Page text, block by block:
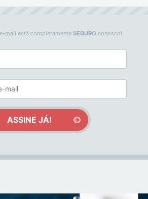
mail está completamente SEGURO conosco!